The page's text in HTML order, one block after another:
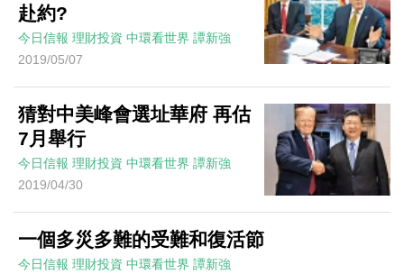
赴約?
今日信報 理財投資 中環看世界 譚新強
2019/05/07
猜對中美峰會選址華府 再估
7月舉行
今日信報 理財投資 中環看世界 譚新強
2019/04/30
一個多災多難的受難和復活節
今日信報 理財投資 中環看世界 譚新強